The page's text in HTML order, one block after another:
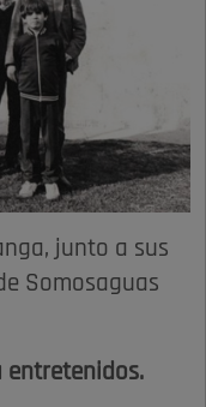
junto a sus
Somosaguas
entretenidos.